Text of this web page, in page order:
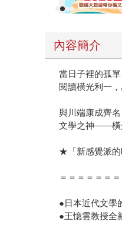
內容簡介
當日子裡的孤
閱讀橫光利一，
與川端康成齊
文學之神——橫
★「新感覺派
＝＝＝＝＝＝
●日本近代文學
●王憶雲教授全